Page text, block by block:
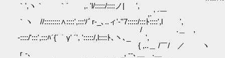
｀',ヽ｀ ｀´ ,. 'l/:::::/::::ノ| ',
,. ' ´￣
｀ヽ //::::::::∧::::',:::ｿﾞr-_､..ィ'‐''7:::::/:::ﾄ::::',l ',
/ .＿ ,
-::::/':::',:::ﾊ´{´｀γ' ´', ':::::/,l::::ﾄ､ヽ､_ ',
{ ,..＿ /￣/ ／ ヽ
ｒ‐､ , -‐､＿ .＿